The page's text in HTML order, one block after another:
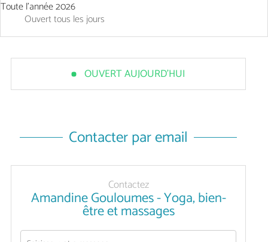
Toute l'année 2026
Ouverttous les jours
OUVERT AUJOURD'HUI
Contacter par email
Contactez
Amandine Gouloumes - Yoga, bien-
être et massages